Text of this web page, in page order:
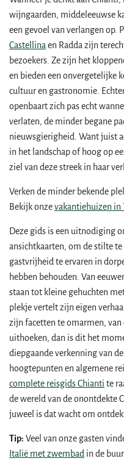
wijngaarden, middeleeuwse
een gevoel van verlangen op.
Castellina en Radda zijn
bezoekers. Ze zijn het
en bieden een onvergetelijke
cultuur en gastronomie.
openbaart zich pas echt
verlaten, de minder begane
nieuwsgierigheid. Want juist
in het landschap of hoog op
ziel van deze streek in haar
Verken de minder bekende
Bekijk onzevakantiehuizen in
Deze gids is een uitnodiging
ansichtkaarten, om de stilte
gastvrijheid te ervaren in
hebben behouden. Van
staan tot kleine gehuchten
plekje vertelt zijn eigen
zijn facetten te omarmen, van
uithoeken, dan is dit het
diepgaande verkenning van
hoogtepunten en algemene
complete reisgids Chianti te
de wereld van de onontdekte
juweel is dat wacht om
Tip: Veel van onze gasten
Italië met zwembad in de